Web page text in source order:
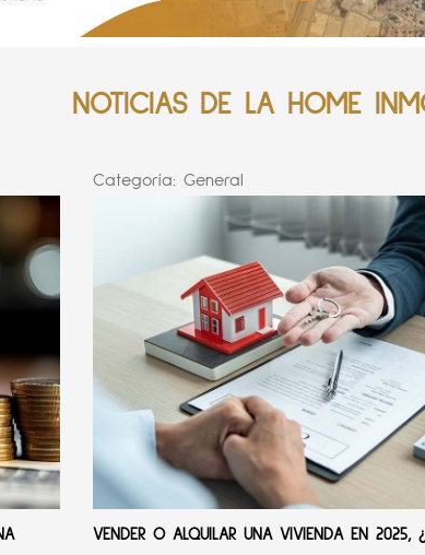
NOTICIAS DE LA HOME
Categoría:General
VENDER O ALQUILAR UNA VIVIENDA EN 2025,